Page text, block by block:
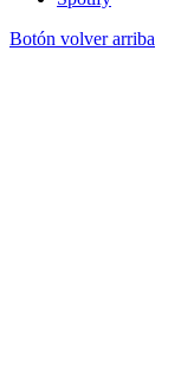
Botón volver arriba